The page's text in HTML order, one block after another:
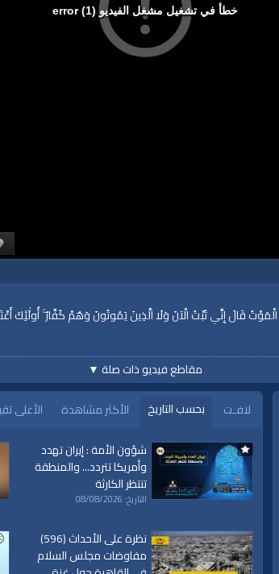
خطأ في تشغيل مشغل الفيديو (1) error
قَالَ إِنِّي تُبْتُ الْآنَ وَلَا الَّذِينَ يَمُوتُونَ وَهُمْ كُفَّارٌ ۚ أُولَٰئِكَ أَعْتَدْنَا
www.alwaqiyah.tv |
مقاطع فيديو ذات صلة ▼
لافـت بحسب التاريخ الأكثر مشاهدة
الأعلى
شؤون الأمة : إيران تهدد
وأمريكا تتردد... والمنطقة
تنتظر الكارثة
التاريخ: 08/08/2026
نظرة على الأحداث (596)
مفاوضات مجلس السلام